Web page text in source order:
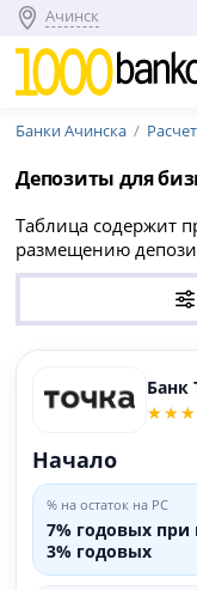
Ачинск
Банки Ачинска
Депозиты для
Таблица содержит
размещению
Доход начисляется
юридического
отсутствия у вас
банковские
расчетно-кассовое
условиями и
остаток.
Банк
Начало
% на остаток на РС
7% годовых при
3% годовых